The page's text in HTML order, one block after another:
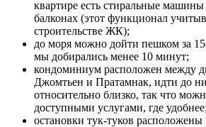
квартире есть стиральные
балконах (этот функционал
строительстве ЖК);
до моря можно дойти пешком за
мы добирались менее 10 минут;
кондоминиум расположен между
Джомтьен и Пратамнак, идти до
относительно близко, так что
доступными услугами, где удобнее;
остановки тук-туков расположены